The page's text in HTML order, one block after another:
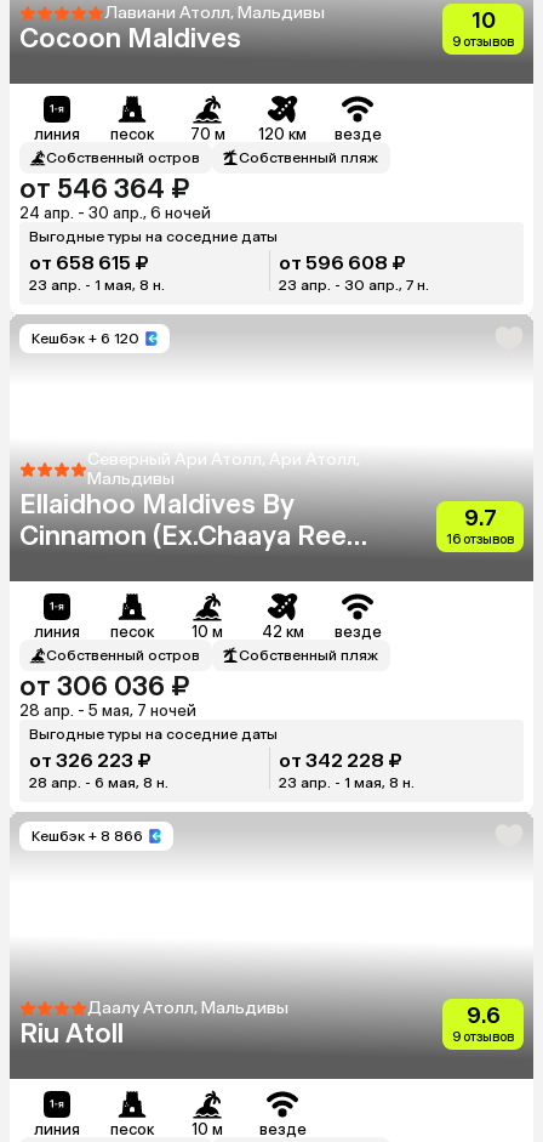
Лавиани Атолл, Мальдивы
Cocoon Maldives
10
9 отзывов
линия песок 70 м 120 км везде
Собственный остров Собственный пляж
от 546 364 ₽
24 апр. - 30 апр., 6 ночей
Выгодные туры на соседние даты
от 658 615 ₽
23 апр. - 1 мая, 8 н.
от 596 608 ₽
23 апр. - 30 апр., 7 н.
Кешбэк + 6 120
Северный Ари Атолл, Ари Атолл,
Мальдивы
Ellaidhoo Maldives By
Cinnamon (Ex.Chaaya Reef
9.7
16 отзывов
линия песок 10 м 42 км везде
Собственный остров Собственный пляж
от 306 036 ₽
28 апр. - 5 мая, 7 ночей
Выгодные туры на соседние даты
от 326 223 ₽
28 апр. - 6 мая, 8 н.
от 342 228 ₽
23 апр. - 1 мая, 8 н.
Кешбэк + 8 866
Даалу Атолл, Мальдивы
Riu Atoll
9.6
9 отзывов
линия песок 10 м везде